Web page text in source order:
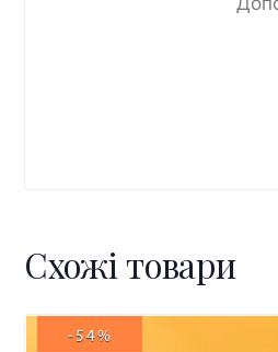
Схожі товари
-54%